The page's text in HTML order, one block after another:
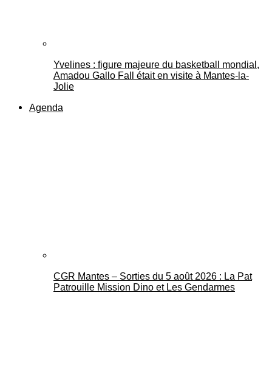
Yvelines : figure majeure du basketball mondial,
Amadou Gallo Fall était en visite à Mantes-la-
Jolie
Agenda
CGR Mantes – Sorties du 5 août 2026 : La Pat
Patrouille Mission Dino et Les Gendarmes